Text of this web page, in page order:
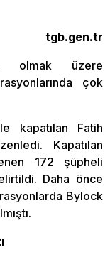
tgb.gen.tr
olmak üzere
çok
kapatılan Fatih
Kapatılan
172 şüpheli
Daha önce
Bylock